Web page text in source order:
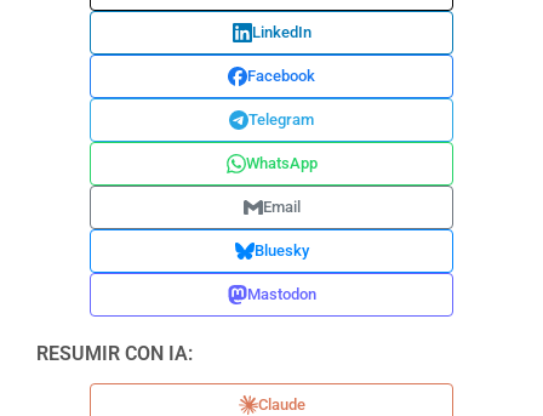
LinkedIn
Facebook
Telegram
WhatsApp
Email
Bluesky
Mastodon
RESUMIR CON IA:
Claude